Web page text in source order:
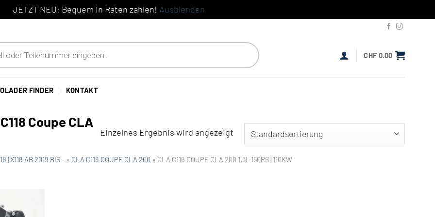
JETZT NEU: Bequem in Raten zahlen! Ausblenden
CHF 0.00
FINDER KONTAKT
Coupe CLA
Einzelnes Ergebnis wird angezeigt
| X118 AB 2019 BIS - » CLA C118 COUPE CLA 200 » CLA C118 COUPE CLA 200 1.3L 150PS | 110KW